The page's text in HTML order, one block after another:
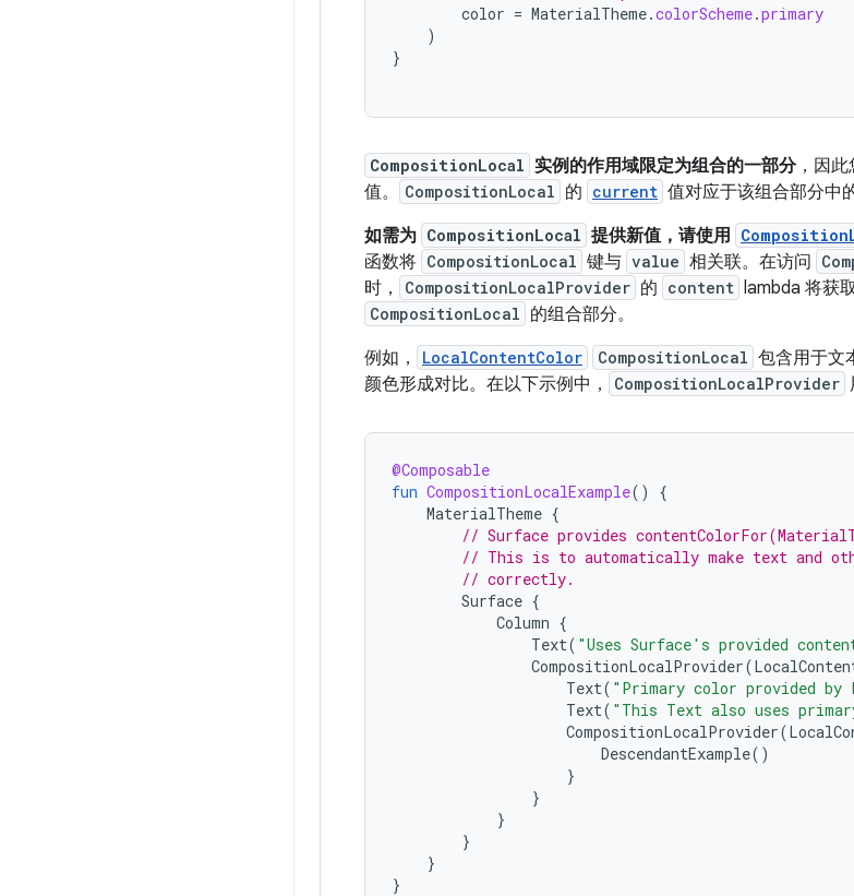
color = MaterialTheme.colorScheme.primary
)
}
CompositionLocal 实例的作用域限定为组合的一部分，因此
值。
CompositionLocal 的 current 值对应于该组合部分中
如需为 CompositionLocal 提供新值，请使用
函数将 CompositionLocal 键与 value 相关联。在访问
时，
CompositionLocalProvider 的 content lambda 将获
CompositionLocal 的组合部分。
例如，
LocalContentColor CompositionLocal 包含用于文
颜色形成对比。在以下示例中，
CompositionLocalProvider
@Composable
fun CompositionLocalExample()
{
MaterialTheme {
// Surface provides
// This is to automatically make text and
// correctly.
Surface {
Column {
Text( "Uses Surface's provided
CompositionLocalProvider(
Text( "Primary color provided by
Text( "This Text also uses
CompositionLocalProvider(
DescendantExample()
}
}
}
}
}
}